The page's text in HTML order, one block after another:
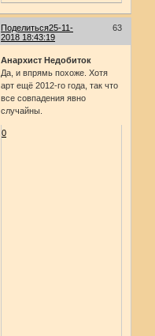
Поделиться 63
25-11-
2018 18:43:19
Анархист Недобиток
Да, и впрямь похоже. Хотя
арт ещё 2012-го года, так что
все совпадения явно
случайны.
0